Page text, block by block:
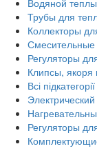
Трубы для
Коллекторы
Смесительные
Регуляторы
Клипсы, якоря
Всі
Регуляторы